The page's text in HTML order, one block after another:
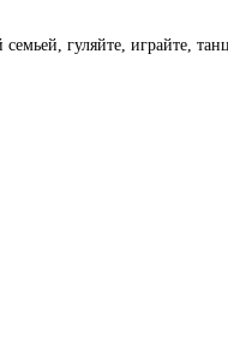
гуляйте, играйте,